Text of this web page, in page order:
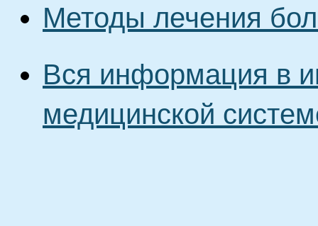
Методы лечения
Вся информация в
медицинской